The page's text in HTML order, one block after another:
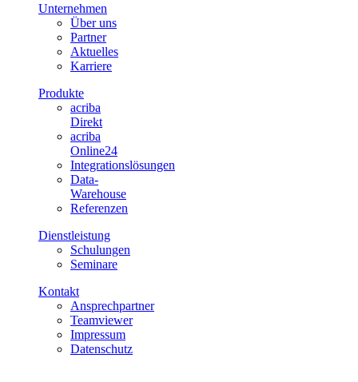
Unternehmen
Über uns
Partner
Aktuelles
Karriere
Produkte
acriba
Direkt
acriba
Online24
Integrationslösungen
Data-
Warehouse
Referenzen
Dienstleistung
Schulungen
Seminare
Kontakt
Ansprechpartner
Teamviewer
Impressum
Datenschutz